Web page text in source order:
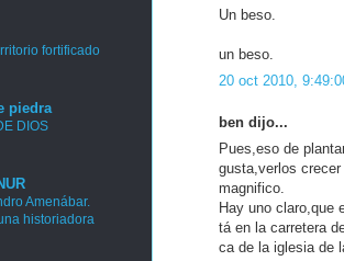
Un beso.
un beso.
20 oct 2010,
ben dijo...
Pues,eso de
gusta,verlos
magnifico.
Hay uno claro,que
tá en la carretera
ca de la iglesia de
fortificado
piedra
DIOS
Amenábar.
historiadora